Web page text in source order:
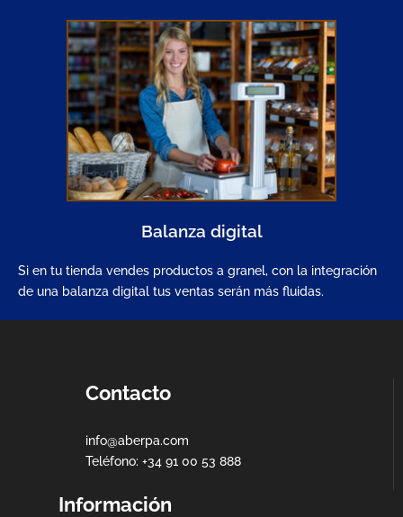
Balanza digital
Si en tu tienda vendes productos a granel, con la integración
de una balanza digital tus ventas serán más fluidas.
Contacto
info@aberpa.com
Teléfono: +34 91 00 53 888
Información